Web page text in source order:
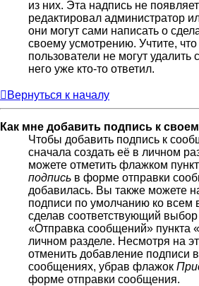
из них. Эта надпись не
редактировал администратор
они могут сами написать о
своему усмотрению. Учтите,
пользователи не могут
него уже кто-то ответил.
Вернуться к началу
Как мне добавить подпись к
Чтобы добавить подпись к
сначала создать её в личном
можете отметить флажком пункт
подпись в форме отправки
добавилась. Вы также можете
подписи по умолчанию ко
сделав соответствующий
«Отправка сообщений» пункта
личном разделе. Несмотря на
отменить добавление подписи
сообщениях, убрав флажок
форме отправки сообщения.